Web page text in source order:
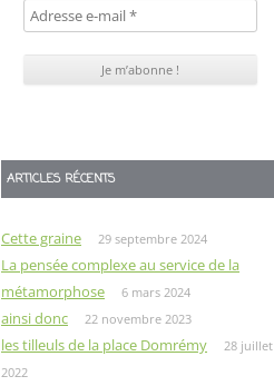
ARTICLES RÉCENTS
Cette graine 29 septembre 2024
La pensée complexe au service de la
métamorphose
6 mars 2024
ainsi donc 22 novembre 2023
les tilleuls de la place Domrémy
28 juillet
2022